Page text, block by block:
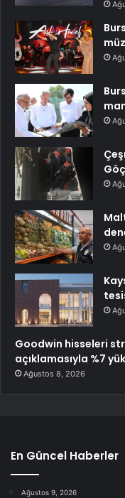
Goodwin hisseleri
açıklamasıyla %7
Ağustos 8, 2026
En Güncel Haberler
Ağustos 9, 2026